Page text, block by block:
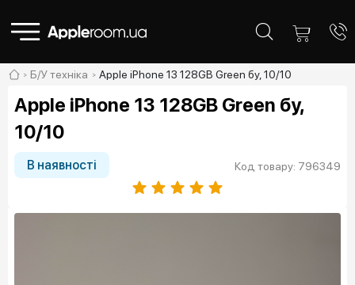
Б/У техніка Apple iPhone 13 128GB Green бу, 10/10
Apple iPhone 13 128GB Green бу,
10/10
В наявності Код товару: 796349